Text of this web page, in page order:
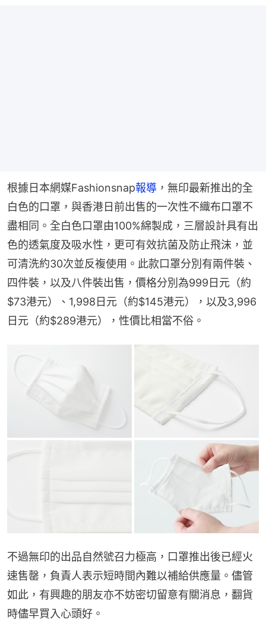
根據日本網媒Fashionsnap報導 ，無印最新推出的全
白色的口罩，與香港日前出售的一次性不織布口罩不
盡相同。全白色口罩由100%綿製成，三層設計具有出
色的透氣度及吸水性，更可有效抗菌及防止飛沫，並
可清洗約30次並反複使用。此款口罩分別有兩件裝、
四件裝，以及八件裝出售，價格分別為999日元（約
$73港元）、1,998日元（約$145港元），以及3,996
日元（約$289港元），性價比相當不俗。
不過無印的出品自然號召力極高，口罩推出後已經火
速售罄，負責人表示短時間內難以補給供應量。儘管
如此，有興趣的朋友亦不妨密切留意有關消息，翻貨
時儘早買入心頭好。